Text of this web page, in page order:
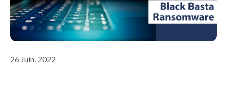
26 Juin. 2022